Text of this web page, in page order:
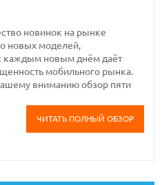
новинок на рынке
новых моделей,
каждым новым днём даёт
мобильного рынка.
вниманию обзор пяти
ЧИТАТЬ ПОЛНЫЙ ОБЗОР